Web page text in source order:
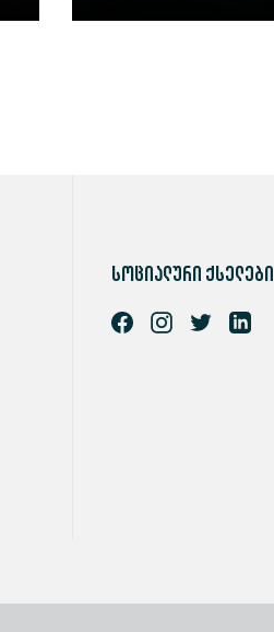
სოციალური ქსელები